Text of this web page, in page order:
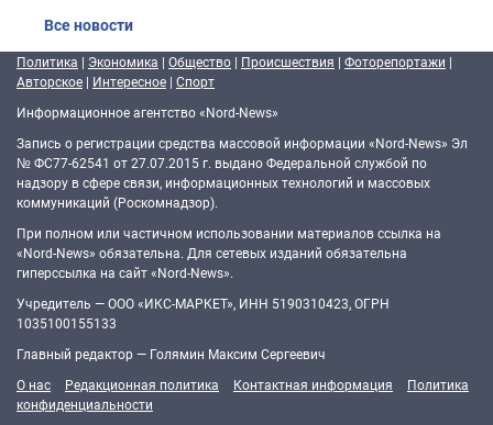
Все новости
Политика | Экономика | Общество | Происшествия | Фоторепортажи |
Авторское | Интересное | Спорт
Информационное агентство «Nord-News»
Запись о регистрации средства массовой информации «Nord-News» Эл
№ ФС77-62541 от 27.07.2015 г. выдано Федеральной службой по
надзору в сфере связи, информационных технологий и массовых
коммуникаций (Роскомнадзор).
При полном или частичном использовании материалов ссылка на
«Nord-News» обязательна. Для сетевых изданий обязательна
гиперссылка на сайт «Nord-News».
Учредитель — ООО «ИКС-МАРКЕТ», ИНН 5190310423, ОГРН
1035100155133
Главный редактор — Голямин Максим Сергеевич
О нас
Редакционная политика Контактная информация
Политика
конфиденциальности